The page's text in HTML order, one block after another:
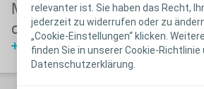
relevanter ist. Sie haben das Recht,
jederzeit zu widerrufen oder zu
„Cookie-Einstellungen“ klicken.
finden Sie in unserer Cookie-Richtlinie
Datenschutzerklärung.
Mädels im Rollstuhl
anwenden
Zur Animation Zur